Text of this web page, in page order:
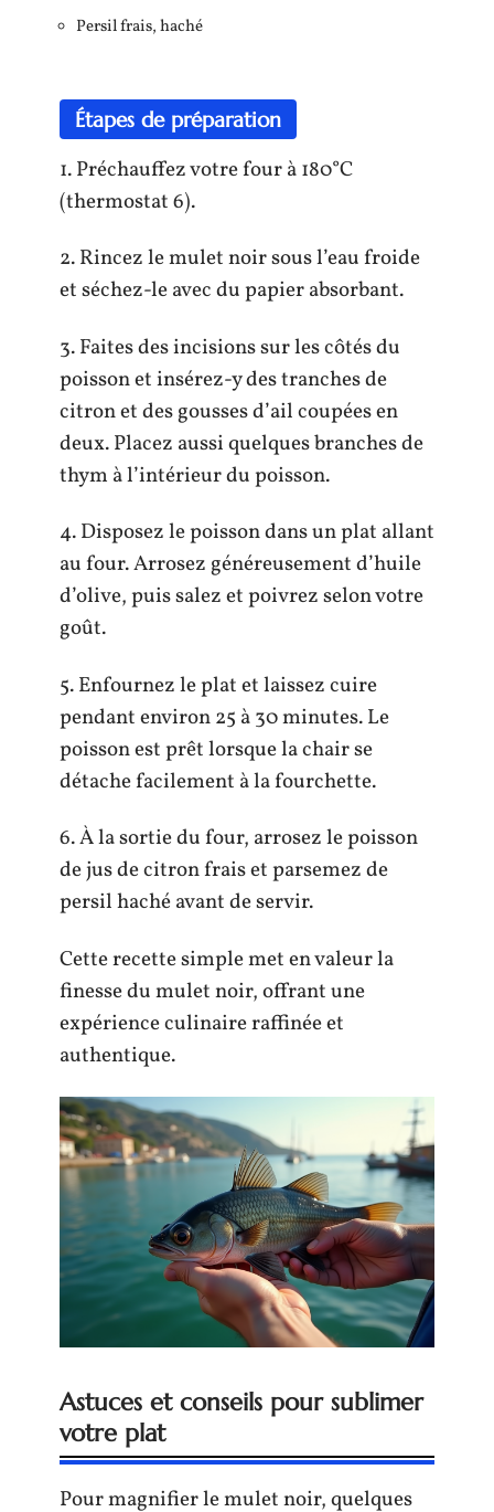
Persil frais, haché
Étapes de préparation
1. Préchauffez votre four à 180°C
(thermostat 6).
2. Rincez le mulet noir sous l’eau froide
et séchez-le avec du papier absorbant.
3. Faites des incisions sur les côtés du
poisson et insérez-y des tranches de
citron et des gousses d’ail coupées en
deux. Placez aussi quelques branches de
thym à l’intérieur du poisson.
4. Disposez le poisson dans un plat allant
au four. Arrosez généreusement d’huile
d’olive, puis salez et poivrez selon votre
goût.
5. Enfournez le plat et laissez cuire
pendant environ 25 à 30 minutes. Le
poisson est prêt lorsque la chair se
détache facilement à la fourchette.
6. À la sortie du four, arrosez le poisson
de jus de citron frais et parsemez de
persil haché avant de servir.
Cette recette simple met en valeur la
finesse du mulet noir, offrant une
expérience culinaire raffinée et
authentique.
Astuces et conseils pour sublimer
votre plat
Pour magnifier le mulet noir, quelques